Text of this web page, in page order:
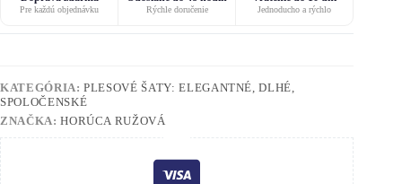
Pre každú objednávku Rýchle doručenie Jednoducho a rýchlo
KATEGÓRIA:PLESOVÉ ŠATY: ELEGANTNÉ, DLHÉ,
SPOLOČENSKÉ
ZNAČKA:HORÚCA RUŽOVÁ